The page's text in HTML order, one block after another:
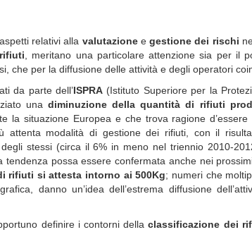
relativi alla valutazioneegestione dei rischi
, meritano una particolare attenzione sia per il
che per la diffusione delle attività e degli operatori
da parte dell’ISPRA (Istituto Superiore per la
una diminuzione della quantità di rifiuti
la situazione Europea e che trova ragione d’essere
attenta modalità di gestione dei rifiuti, con il
stessi (circa il 6% in meno nel triennio 2010-
tendenza possa essere confermata anche nei
rifiuti si attesta intorno ai 500Kg; numeri che
danno un’idea dell’estrema diffusione
definire i contorni dellaclassificazione dei